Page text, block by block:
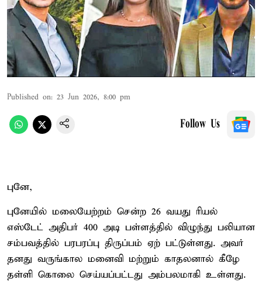
Published on: 23 Jun 2026, 8:00 pm
Follow Us
புனே,
புனேயில் மலையேற்றம் சென்ற 26 வயது ரியல்
எஸ்டேட் அதிபர் 400 அடி பள்ளத்தில் விழுந்து பலியான
சம்பவத்தில் பரபரப்பு திருப்பம் ஏற் பட்டுள்ளது. அவர்
தனது வருங்கால மனைவி மற்றும் காதலனால் கீழே
தள்ளி கொலை செய்யப்பட்டது அம்பலமாகி உள்ளது.